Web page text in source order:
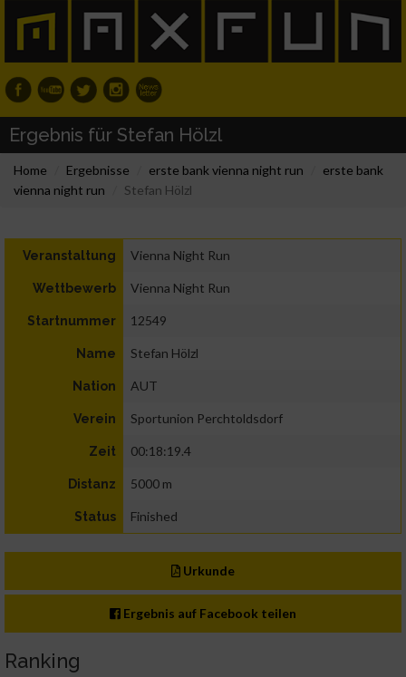
Ergebnis für Stefan Hölzl
Home Ergebnisse erste bank vienna night run
erste bank
vienna night run
Stefan Hölzl
Veranstaltung Vienna Night Run
Wettbewerb Vienna Night Run
Startnummer 12549
Name Stefan Hölzl
Nation AUT
Verein Sportunion Perchtoldsdorf
Zeit 00:18:19.4
Distanz 5000 m
Status Finished
Urkunde
Ergebnis auf Facebook teilen
Ranking